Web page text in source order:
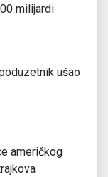
milijardi
ušao
američkog